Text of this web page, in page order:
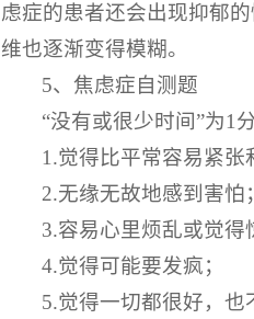
虑症的患者还会出现抑郁
维也逐渐变得模糊。
5、焦虑症自测题
“没有或很少时间”为1
1.觉得比平常容易紧张
2.无缘无故地感到害怕；
3.容易心里烦乱或觉得
4.觉得可能要发疯；
5.觉得一切都很好，也